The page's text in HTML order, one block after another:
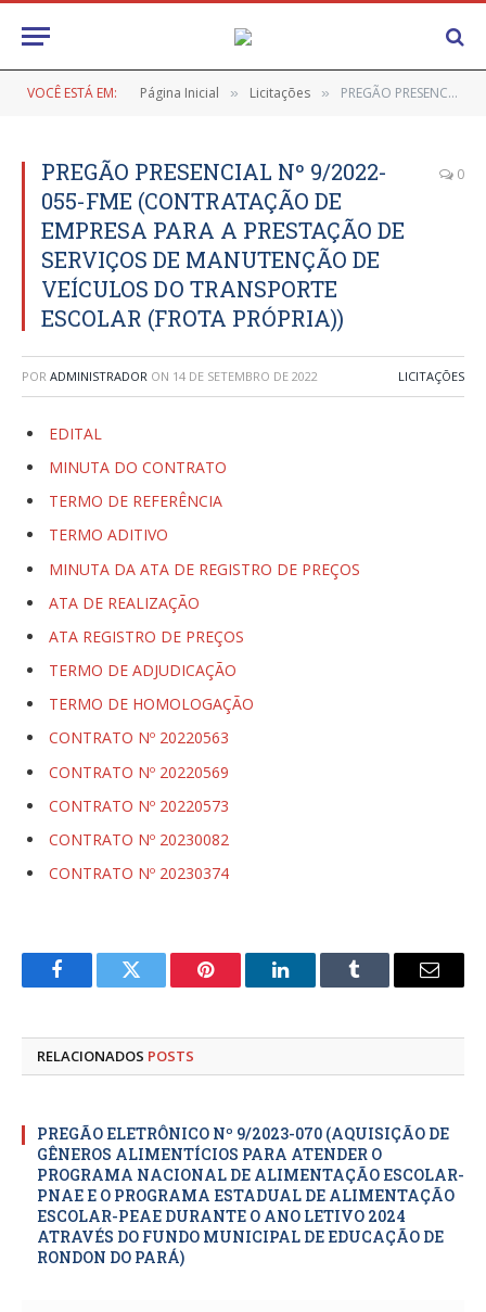
VOCÊ ESTÁ EM: Página Inicial » Licitações » PREGÃO PRESENCIAL Nº 9/2022-055-FME (CONTRATAÇÃO DE EMPRESA PARA A PRESTAÇÃO DE SERVIÇOS DE MANUTENÇÃO DE VEÍCULOS DO TRANSPORTE ESCOLAR (FROTA PRÓPRIA))
PREGÃO PRESENCIAL Nº 9/2022-
055-FME (CONTRATAÇÃO DE
EMPRESA PARA A PRESTAÇÃO DE
SERVIÇOS DE MANUTENÇÃO DE
VEÍCULOS DO TRANSPORTE
ESCOLAR (FROTA PRÓPRIA))
0
POR ADMINISTRADOR ON 14 DE SETEMBRO DE 2022 LICITAÇÕES
EDITAL
MINUTA DO CONTRATO
TERMO DE REFERÊNCIA
TERMO ADITIVO
MINUTA DA ATA DE REGISTRO DE PREÇOS
ATA DE REALIZAÇÃO
ATA REGISTRO DE PREÇOS
TERMO DE ADJUDICAÇÃO
TERMO DE HOMOLOGAÇÃO
CONTRATO Nº 20220563
CONTRATO Nº 20220569
CONTRATO Nº 20220573
CONTRATO Nº 20230082
CONTRATO Nº 20230374
FacebookTwitter Pinterest LinkedInTumblr
E-
RELACIONADOS POSTS
PREGÃO ELETRÔNICO Nº 9/2023-070 (AQUISIÇÃO DE
GÊNEROS ALIMENTÍCIOS PARA ATENDER O
PROGRAMA NACIONAL DE ALIMENTAÇÃO ESCOLAR-
PNAE E O PROGRAMA ESTADUAL DE ALIMENTAÇÃO
ESCOLAR-PEAE DURANTE O ANO LETIVO 2024
ATRAVÉS DO FUNDO MUNICIPAL DE EDUCAÇÃO DE
RONDON DO PARÁ)